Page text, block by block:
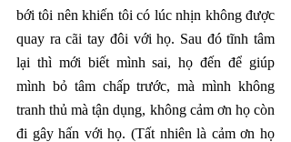
bới tôi nên khiến tôi có lúc nhịn không được
quay ra cãi tay đôi với họ. Sau đó tĩnh tâm
lại thì mới biết mình sai, họ đến để giúp
mình bỏ tâm chấp trước, mà mình không
tranh thủ mà tận dụng, không cảm ơn họ còn
đi gây hấn với họ. (Tất nhiên là cảm ơn họ